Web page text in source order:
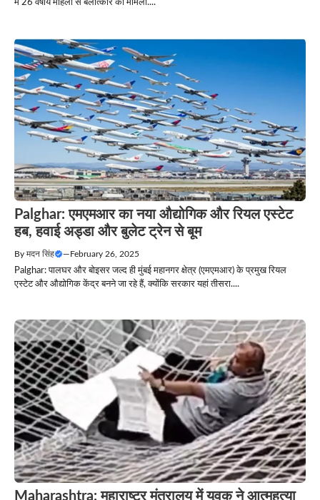
में 26 वर्षीय महिला से बलात्कार का मामला....
Palghar: एमएमआर का नया औद्योगिक और रियल एस्टेट
हब, हवाई अड्डा और बुलेट ट्रेन से बूम
By मदन सिंह — February 26, 2025
Palghar: पालघर और बोइसर जल्द ही मुंबई महानगर क्षेत्र (एमएमआर) के प्रमुख रियल
एस्टेट और औद्योगिक केंद्र बनने जा रहे हैं, क्योंकि सरकार यहां तीसरा....
Maharashtra: महाराष्ट्र मंत्रालय में युवक ने आत्महत्या